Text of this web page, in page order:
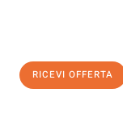
RICEVI OFFERTA